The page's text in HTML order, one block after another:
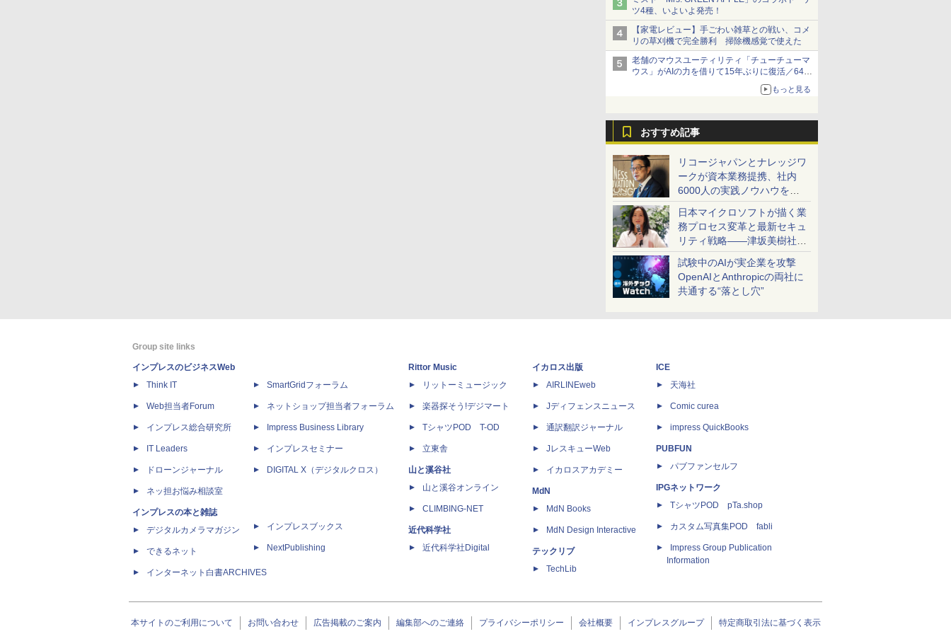
ツ4種、いよいよ発売！
【家電レビュー】手ごわい雑草との戦い、コメ
リの草刈機で完全勝利 掃除機感覚で使えた
老舗のマウスユーティリティ「チューチューマ
ウス」がAIの力を借りて15年ぶりに復活／64bit
化、Windows 10/11、「Chrome」も走り回
る。復活記念で2026年末まで500円
もっと見る
おすすめ記事
リコージャパンとナレッジワ
ークが資本業務提携、社内
6000人の実践ノウハウを生
かした「AI商談記録 for
RICOH」を展開へ
日本マイクロソフトが描く業
務プロセス変革と最新セキュ
リティ戦略――津坂美樹社長
が2027年度戦略を説明
試験中のAIが実企業を攻撃
OpenAIとAnthropicの両社に
共通する“落とし穴”
Group site links
インプレスのビジネスWeb
Think IT
Web担当者Forum
インプレス総合研究所
IT Leaders
ドローンジャーナル
ネッ担お悩み相談室
インプレスの本と雑誌
デジタルカメラマガジン
できるネット
インターネット白書ARCHIVES
SmartGridフォーラム
ネットショップ担当者フォーラム
Impress Business Library
インプレスセミナー
DIGITAL X（デジタルクロス）
インプレスブックス
NextPublishing
Rittor Music
リットーミュージック
楽器探そう!デジマート
TシャツPOD T-OD
立東舎
山と溪谷社
山と溪谷オンライン
CLIMBING-NET
近代科学社
近代科学社Digital
イカロス出版
AIRLINEweb
Jディフェンスニュース
通訳翻訳ジャーナル
JレスキューWeb
イカロスアカデミー
MdN
MdN Books
MdN Design Interactive
テックリブ
TechLib
ICE
天海社
Comic curea
impress QuickBooks
PUBFUN
パブファンセルフ
IPGネットワーク
TシャツPOD pTa.shop
カスタム写真集POD fabli
Impress Group Publication
Information
本サイトのご利用について お問い合わせ 広告掲載のご案内 編集部へのご連絡 プライバシーポリシー 会社概要 インプレスグループ 特定商取引法に基づく表示